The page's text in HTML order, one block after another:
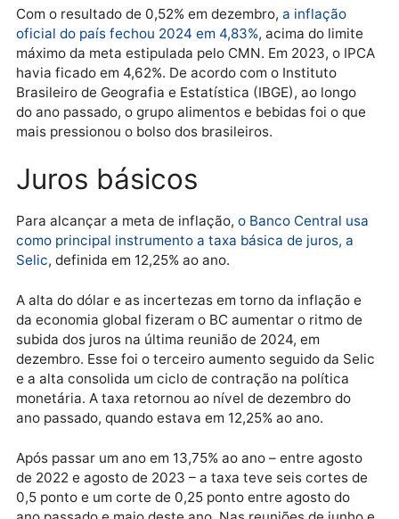
inflação que deve ser perseguida pelo BC. Definida
pelo Conselho Monetário Nacional (CMN), a meta é
3%, com intervalo de tolerância de 1,5 ponto
percentual para cima ou para baixo. Ou seja, o limite
inferior é 1,5% e o superior 4,5%.
Com o resultado de 0,52% em dezembro,
oficial do país fechou 2024 em 4,83%
máximo da meta estipulada pelo CMN. Em 2023, o
Brasileiro de Geografia e Estatística (IBGE), ao longo
do ano passado, o grupo alimentos e bebidas foi o
mais pressionou o bolso dos brasileiros.
Juros básicos
Para alcançar a meta de inflação,o Banco Central
como principal instrumento a taxa básica de juros, a
Selic, definida em 12,25% ao ano.
A alta do dólar e as incertezas em torno da inflação
da economia global fizeram o BC aumentar o ritmo
subida dos juros na última reunião de 2024, em